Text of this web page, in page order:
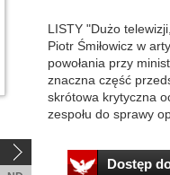
LISTY "Dużo
Piotr Śmiłowicz w
powołania przy
znaczna część
skrótowa krytyczna
zespołu do sprawy
Dostęp